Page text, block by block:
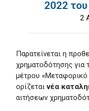
2022
2
Παρατείνεται η
χρηματοδότησης για
μέτρου «Μεταφορικό
ορίζεταινέα
αιτήσεων